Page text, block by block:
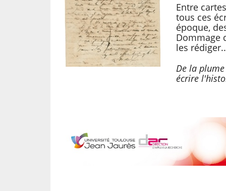
Entre
tous ces
époque,
Dommage
les
De la
écrire